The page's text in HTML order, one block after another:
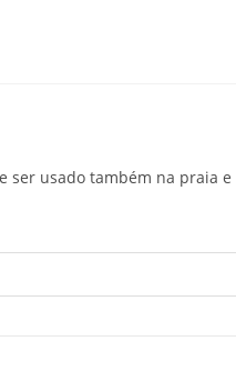
ser usado também na praia